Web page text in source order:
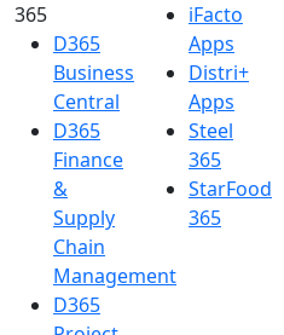
365
D365
Business
Central
D365
Finance
&
Supply
Chain
Management
D365
iFacto
Apps
Distri+
Apps
Steel
365
StarFood
365